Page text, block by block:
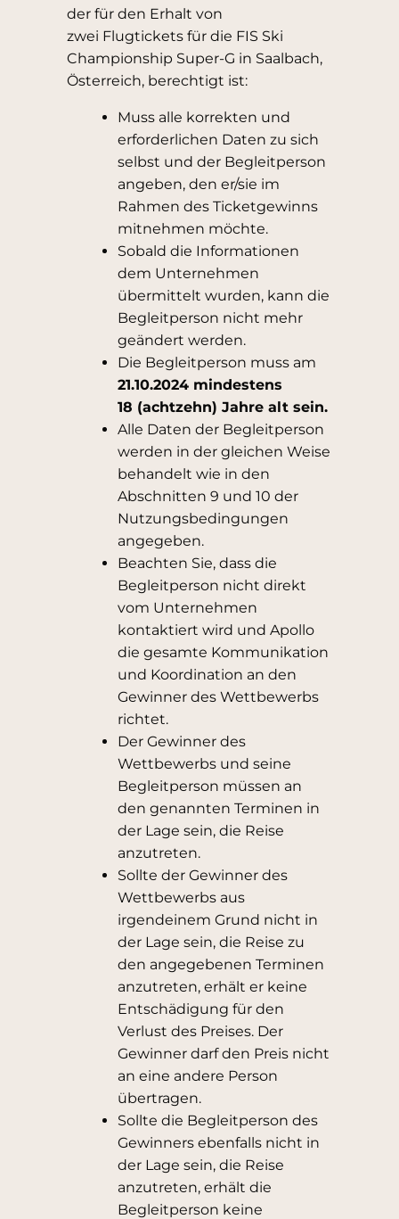
der für den Erhalt von
zwei Flugtickets für die FIS Ski
Championship Super-G in Saalbach,
Österreich, berechtigt ist:
Muss alle korrekten und
erforderlichen Daten zu sich
selbst und der Begleitperson
angeben, den er/sie im
Rahmen des Ticketgewinns
mitnehmen möchte.
Sobald die Informationen
dem Unternehmen
übermittelt wurden, kann die
Begleitperson nicht mehr
geändert werden.
Die Begleitperson muss am
21.10.2024 mindestens
18 (achtzehn) Jahre alt sein.
Alle Daten der Begleitperson
werden in der gleichen Weise
behandelt wie in den
Abschnitten 9 und 10 der
Nutzungsbedingungen
angegeben.
Beachten Sie, dass die
Begleitperson nicht direkt
vom Unternehmen
kontaktiert wird und Apollo
die gesamte Kommunikation
und Koordination an den
Gewinner des Wettbewerbs
richtet.
Der Gewinner des
Wettbewerbs und seine
Begleitperson müssen an
den genannten Terminen in
der Lage sein, die Reise
anzutreten.
Sollte der Gewinner des
Wettbewerbs aus
irgendeinem Grund nicht in
der Lage sein, die Reise zu
den angegebenen Terminen
anzutreten, erhält er keine
Entschädigung für den
Verlust des Preises. Der
Gewinner darf den Preis nicht
an eine andere Person
übertragen.
Sollte die Begleitperson des
Gewinners ebenfalls nicht in
der Lage sein, die Reise
anzutreten, erhält die
Begleitperson keine